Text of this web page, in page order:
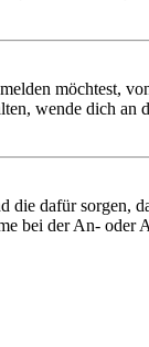
möchtest,
wende dich an
dafür
bei der An-